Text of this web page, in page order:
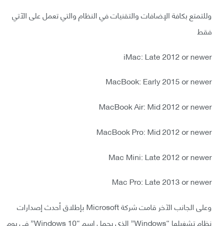
وللتمتع بكافة الإضافات والتقنيات في النظام والتي تعمل على الآتي
فقط
iMac: Late 2012 or newer
MacBook: Early 2015 or newer
MacBook Air: Mid 2012 or newer
MacBook Pro: Mid 2012 or newer
Mac Mini: Late 2012 or newer
Mac Pro: Late 2013 or newer
وعلى الجانب الآخر قامت شركة Microsoft بإطلاق أحدث إصدارات
نظام تشغيلها “Windows” الذي يحمل اسم “Windows 10” في يوم